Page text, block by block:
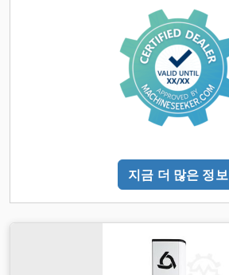
지금 더 많은 정보